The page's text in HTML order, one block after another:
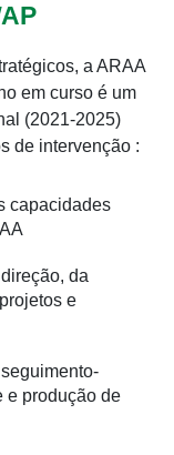
a ARAA
em curso é um
(2021-2025)
de intervenção :
capacidades
da
e
e produção de